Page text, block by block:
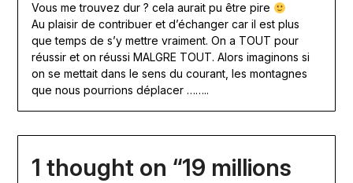
Vous me trouvez dur ? cela aurait pu être pire
Au plaisir de contribuer et d’échanger car il est plus
que temps de s’y mettre vraiment. On a TOUT pour
réussir et on réussi MALGRE TOUT. Alors imaginons si
on se mettait dans le sens du courant, les montagnes
que nous pourrions déplacer ……..
1 thought on “19 millions